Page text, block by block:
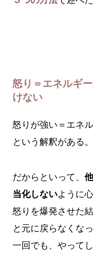
怒り＝エネルギ
けない
怒りが強い＝エネ
という解釈がある。
だからといって、
当化しないように
怒りを爆発させた
と元に戻らなくな
一回でも、やって